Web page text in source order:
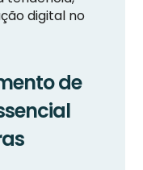
digital no
de